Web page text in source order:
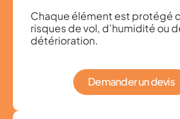
Chaque élément est protégé
risques de vol, d’humidité ou
détérioration.
Demander un devis